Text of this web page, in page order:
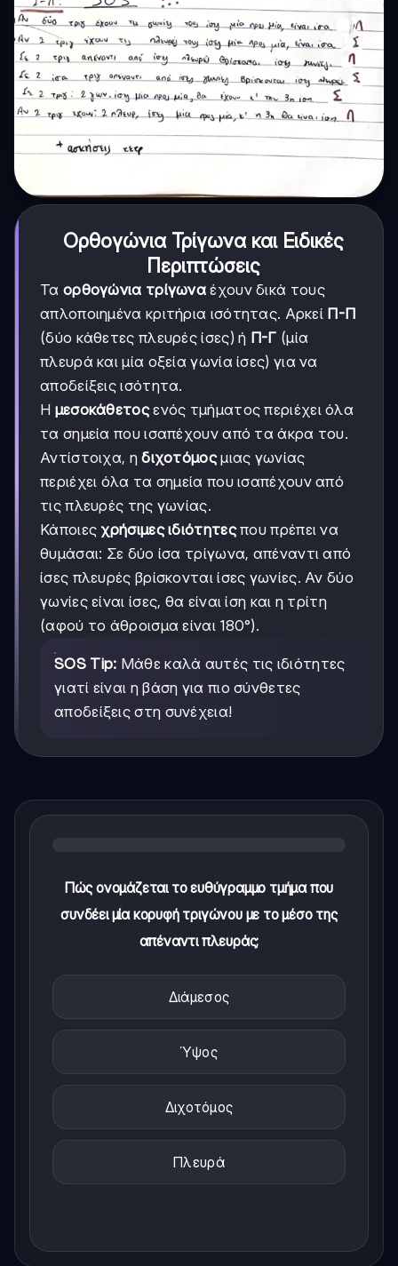
Ορθογώνια Τρίγωνα και Ειδικές
Περιπτώσεις
Τα ορθογώνια τρίγωνα έχουν δικά τους
απλοποιημένα κριτήρια ισότητας. Αρκεί Π-Π
(δύο κάθετες πλευρές ίσες) ή Π-Γ (μία
πλευρά και μία οξεία γωνία ίσες) για να
αποδείξεις ισότητα.
Η μεσοκάθετοςενός τμήματος περιέχει όλα
τα σημεία που ισαπέχουν από τα άκρα του.
Αντίστοιχα, ηδιχοτόμοςμιας γωνίας
περιέχει όλα τα σημεία που ισαπέχουν από
τις πλευρές της γωνίας.
Κάποιες χρήσιμες ιδιότητεςπου πρέπει να
θυμάσαι: Σε δύο ίσα τρίγωνα, απέναντι από
ίσες πλευρές βρίσκονται ίσες γωνίες. Αν δύο
γωνίες είναι ίσες, θα είναι ίση και η τρίτη
(αφού το άθροισμα είναι 180°).
SOS Tip: Μάθε καλά αυτές τις ιδιότητες
γιατί είναι η βάση για πιο σύνθετες
αποδείξεις στη συνέχεια!
Πώς ονομάζεται το ευθύγραμμο τμήμα που
συνδέει μία κορυφή τριγώνου με το μέσο της
απέναντι πλευράς;
Διάμεσος
Ύψος
Διχοτόμος
Πλευρά